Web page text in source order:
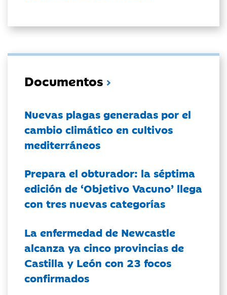
Documentos
Nuevas plagas generadas por el
cambio climático en cultivos
mediterráneos
Prepara el obturador: la séptima
edición de ‘Objetivo Vacuno’ llega
con tres nuevas categorías
La enfermedad de Newcastle
alcanza ya cinco provincias de
Castilla y León con 23 focos
confirmados